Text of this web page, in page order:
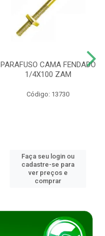
PARAFUSO CAMA FENDADO
1/4X100 ZAM
Código: 13730
Faça seu login ou
cadastre-se para
ver preços e
comprar